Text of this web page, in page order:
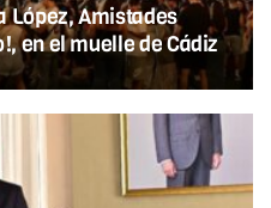
López, Amistades
en el muelle de Cádiz